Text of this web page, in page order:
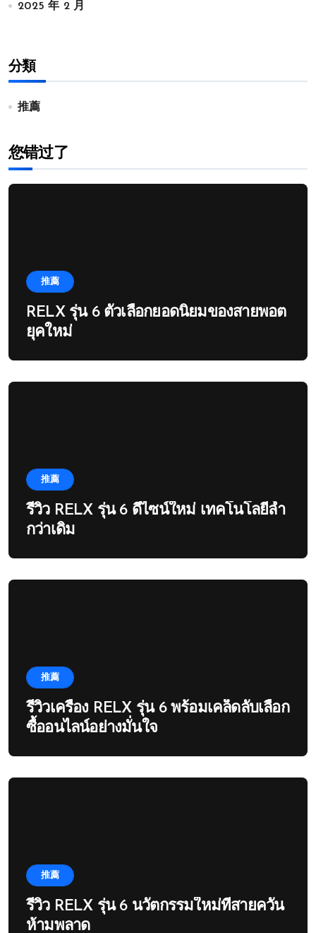
2025 年 2 月
分類
推薦
您错过了
推薦
RELX รุ่น 6 ตัวเลือกยอดนิยมของสายพอต
ยุคใหม่
推薦
รีวิว RELX รุ่น 6 ดีไซน์ใหม่ เทคโนโลยีล้ำ
กว่าเดิม
推薦
รีวิวเครื่อง RELX รุ่น 6 พร้อมเคล็ดลับเลือก
ซื้ออนไลน์อย่างมั่นใจ
推薦
รีวิว RELX รุ่น 6 นวัตกรรมใหม่ที่สายควัน
ห้ามพลาด